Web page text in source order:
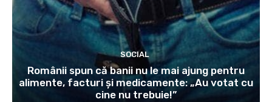
SOCIAL
Românii spun că banii nu le mai ajung pentru
alimente, facturi și medicamente: „Au votat cu
cine nu trebuie!”